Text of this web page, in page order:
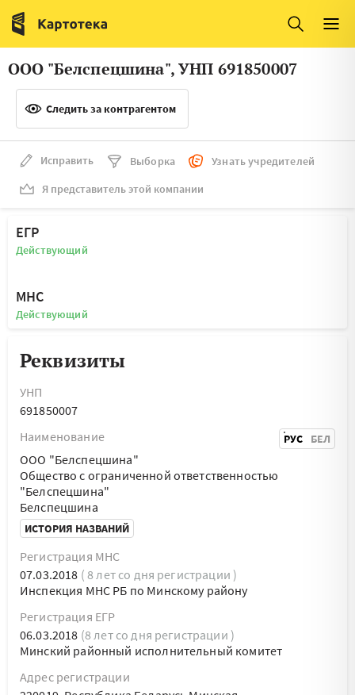
Италия
Люксембург
Литва
Нидерланды
ООО "Белспецшина", УНП 691850007
Следить за контрагентом
Исправить Выборка
Узнать учредителей
Я представитель этой компании
ЕГР
Действующий
МНС
Действующий
Реквизиты
УНП
691850007
Наименование
РУС БЕЛ
ООО "Белспецшина"
Общество с ограниченной ответственностью
"Белспецшина"
Белспецшина
ИСТОРИЯ НАЗВАНИЙ
Регистрация МНС
07.03.2018 ( 8 лет со дня регистрации )
Инспекция МНС РБ по Минскому району
Регистрация ЕГР
06.03.2018 (8 лет со дня регистрации )
Минский районный исполнительный комитет
Адрес регистрации